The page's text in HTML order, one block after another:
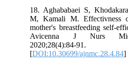
18.
M,
mother's
[